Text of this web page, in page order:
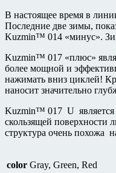
В настоящее время в
Последние две зимы,
Kuzmin™ 014 «минус».
Kuzmin™ 017 «плюс»
более мощной и
нажимать вниз циклей!
наносит значительно
Kuzmin™ 017 U является
скользящей
структура очень похожа
color Gray, Green, Red